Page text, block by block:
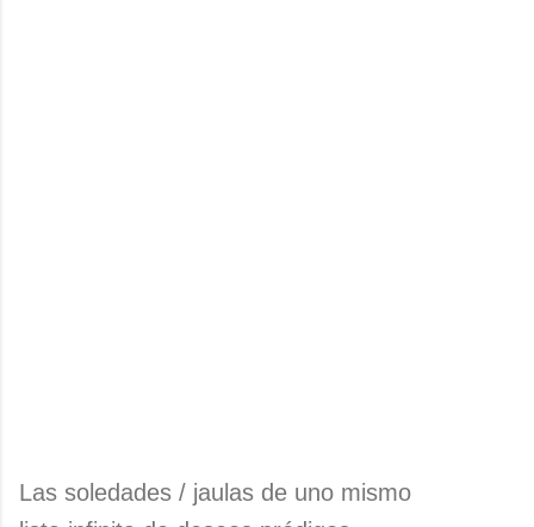
Las soledades / jaulas de uno mismo